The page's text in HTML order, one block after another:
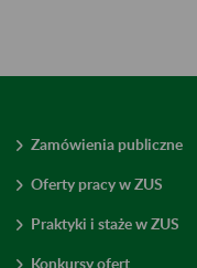
Zamówienia publiczne
Oferty pracy w ZUS
Praktyki i staże w ZUS
Konkursy ofert